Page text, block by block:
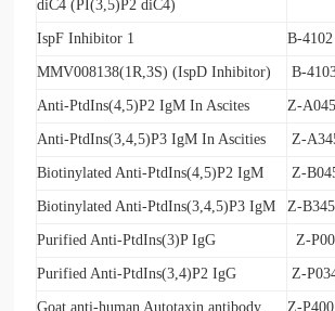
diC4 (PI(3,5)P2 diC4)
IspF Inhibitor 1 B-4102
MMV008138(1R,3S) (IspD Inhibitor) B-
Anti-PtdIns(4,5)P2 IgM In Ascites Z-A045
Anti-PtdIns(3,4,5)P3 IgM In Ascities Z-
Biotinylated Anti-PtdIns(4,5)P2 IgM Z-
Biotinylated Anti-PtdIns(3,4,5)P3 IgM Z-B345
Purified Anti-PtdIns(3)P IgG Z-
Purified Anti-PtdIns(3,4)P2 IgG Z-
Goat anti-human Autotaxin antibody Z-P400